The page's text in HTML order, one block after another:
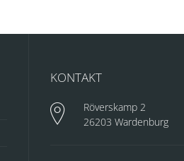
KONTAKT
Röverskamp 2
26203 Wardenburg